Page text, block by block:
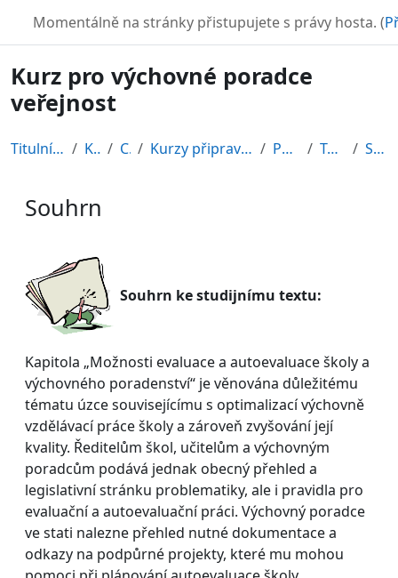
TURBO
Momentálně na stránky přistupujete s právy hosta. (
Kurz pro výchovné poradce
veřejnost
Titulní stránka Kurzy CDV Kurzy připravené v rámci ESF POR12_1 Topic 11 Souhrn
Souhrn
Souhrn ke studijnímu textu:
Kapitola „Možnosti evaluace a autoevaluace školy a
výchovného poradenství“ je věnována důležitému
tématu úzce souvisejícímu s optimalizací výchovně
vzdělávací práce školy a zároveň zvyšování její
kvality. Ředitelům škol, učitelům a výchovným
poradcům podává jednak obecný přehled a
legislativní stránku problematiky, ale i pravidla pro
evaluační a autoevaluační práci. Výchovný poradce
ve stati nalezne přehled nutné dokumentace a
odkazy na podpůrné projekty, které mu mohou